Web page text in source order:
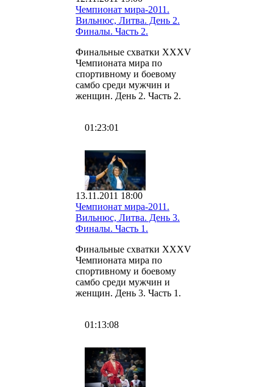
Чемпионат мира-2011.
Вильнюс, Литва. День 2.
Финалы. Часть 2.
Финальные схватки XXXV
Чемпионата мира по
спортивному и боевому
самбо среди мужчин и
женщин. День 2. Часть 2.
01:23:01
13.11.2011 18:00
Чемпионат мира-2011.
Вильнюс, Литва. День 3.
Финалы. Часть 1.
Финальные схватки XXXV
Чемпионата мира по
спортивному и боевому
самбо среди мужчин и
женщин. День 3. Часть 1.
01:13:08